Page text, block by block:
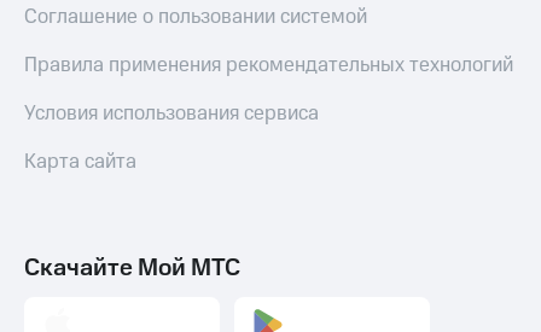
Соглашение о пользовании системой
Правила применения рекомендательных технологий
Условия использования сервиса
Карта сайта
Скачайте Мой МТС